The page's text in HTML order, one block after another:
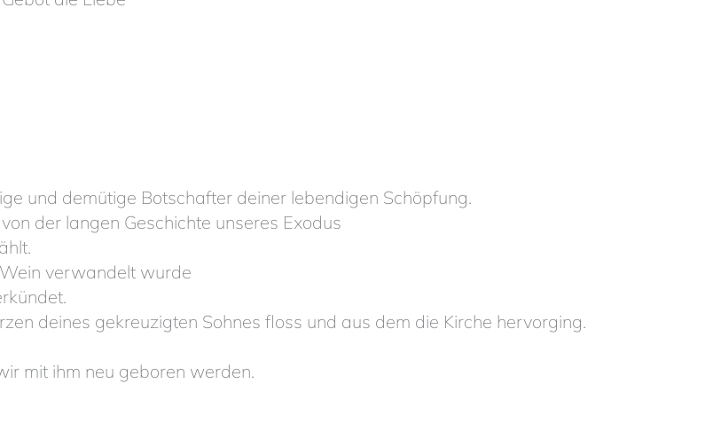
und demütige Botschafter deiner lebendigen Schöpfung.
der langen Geschichte unseres Exodus
verwandelt wurde
deines gekreuzigten Sohnes floss und aus dem die Kirche hervorging.
mit ihm neu geboren werden.